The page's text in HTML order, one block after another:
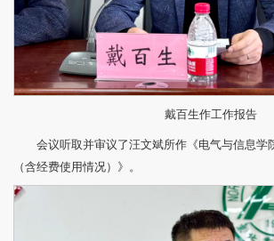
戴百生作工作报告
会议听取并审议了汪文斌所作《电气与信息学
（含经费使用情况）》。